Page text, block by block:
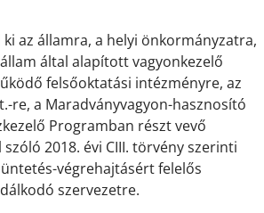
az államra, a helyi önkormányzatra,
által alapított vagyonkezelő
felsőoktatási intézményre, az
re, a Maradványvagyon-hasznosító
Programban részt vevő
2018. évi CIII. törvény szerinti
végrehajtásért felelős
szervezetre.